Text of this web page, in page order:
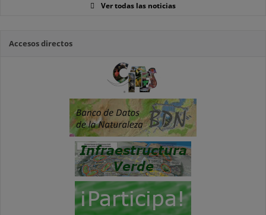
Ver todas las noticias
Accesos directos